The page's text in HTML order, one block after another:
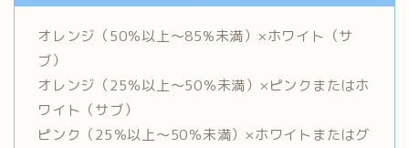
オレンジ（50％以上～85%未満）×ホワイト（サ
ブ）
オレンジ（25％以上～50％未満）×ピンクまたはホ
ワイト（サブ）
ピンク（25％以上～50％未満）×ホワイトまたはグ